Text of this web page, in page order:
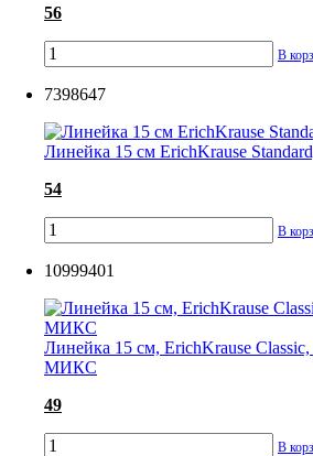
56
В
7398647
Линейка 15 см ErichKrause
54
В
10999401
Линейка 15 см, ErichKrause
МИКС
49
В